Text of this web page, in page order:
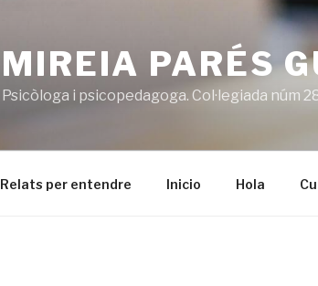
MIREIA PARÉS
Psicòloga i psicopedagoga. Col·legiada núm
Relats per entendre Inicio Hola